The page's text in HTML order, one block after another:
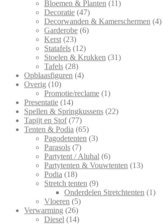
Bloemen & Planten (11)
Decoratie (47)
Decorwanden & Kamerschermen (4)
Garderobe (6)
Kerst (23)
Statafels (12)
Stoelen & Krukken (31)
Tafels (28)
Opblaasfiguren (4)
Overig (10)
Promotie/reclame (1)
Presentatie (14)
Spellen & Springkussens (22)
Tapijt en Stof (77)
Tenten & Podia (65)
Pagodetenten (3)
Parasols (7)
Partytent / Aluhal (6)
Partytenten & Vouwtenten (13)
Podia (18)
Stretch tenten (9)
Onderdelen Stretchtenten (1)
Vloeren (5)
Verwarming (26)
Diesel (14)